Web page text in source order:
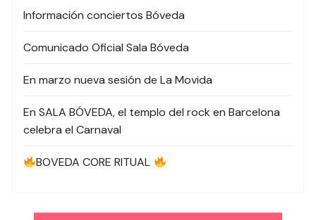
Información conciertos Bóveda
Comunicado Oficial Sala Bóveda
En marzo nueva sesión de La Movida
En SALA BÓVEDA, el templo del rock en Barcelona
celebra el Carnaval
BOVEDA CORE RITUAL